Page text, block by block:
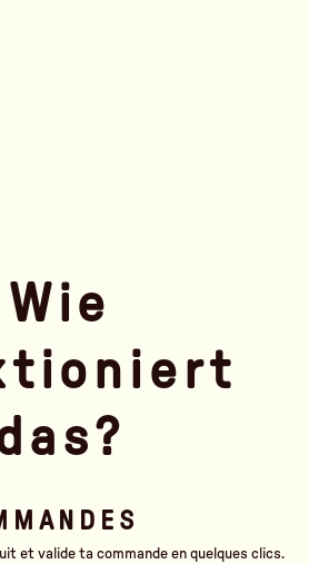
Wie
et valide ta commande en quelques clics.